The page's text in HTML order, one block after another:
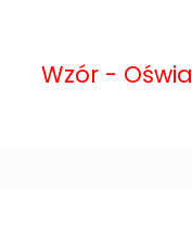
Wzór -